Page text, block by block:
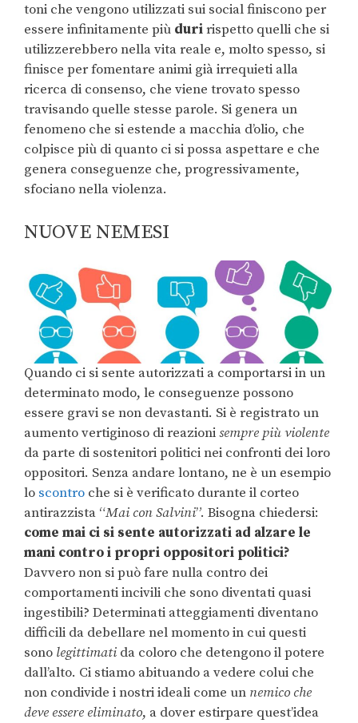
toni che vengono utilizzati sui social finiscono per
essere infinitamente più duririspetto quelli che si
utilizzerebbero nella vita reale e, molto spesso, si
finisce per fomentare animi già irrequieti alla
ricerca di consenso, che viene trovato spesso
travisando quelle stesse parole. Si genera un
fenomeno che si estende a macchia d’olio, che
colpisce più di quanto ci si possa aspettare e che
genera conseguenze che, progressivamente,
sfociano nella violenza.
NUOVE NEMESI
Quando ci si sente autorizzati a comportarsi in un
determinato modo, le conseguenze possono
essere gravi se non devastanti. Si è registrato un
aumento vertiginoso di reazionisempre più violente
da parte di sostenitori politici nei confronti dei loro
oppositori. Senza andare lontano, ne è un esempio
lo scontro che si è verificato durante il corteo
antirazzista “Mai con Salvini”. Bisogna chiedersi:
come mai ci si sente autorizzati ad alzare le
mani contro i propri oppositori politici?
Davvero non si può fare nulla contro dei
comportamenti incivili che sono diventati quasi
ingestibili? Determinati atteggiamenti diventano
difficili da debellare nel momento in cui questi
sono legittimati da coloro che detengono il potere
dall’alto. Ci stiamo abituando a vedere colui che
non condivide i nostri ideali come un nemico che
deve essere eliminato, a dover estirpare quest’idea